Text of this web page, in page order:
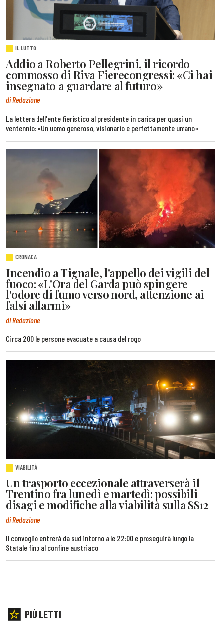
IL LUTTO
Addio a Roberto Pellegrini, il ricordo
commosso di Riva Fierecongressi: «Ci hai
insegnato a guardare al futuro»
di Redazione
La lettera dell'ente fieristico al presidente in carica per quasi un
ventennio: «Un uomo generoso, visionario e perfettamente umano»
CRONACA
Incendio a Tignale, l'appello dei vigili del
fuoco: «L'Ora del Garda può spingere
l'odore di fumo verso nord, attenzione ai
falsi allarmi»
di Redazione
Circa 200 le persone evacuate a causa del rogo
VIABILITÀ
Un trasporto eccezionale attraverserà il
Trentino fra lunedì e martedì: possibili
disagi e modifiche alla viabilità sulla SS12
di Redazione
Il convoglio entrerà da sud intorno alle 22:00 e proseguirà lungo la
Statale fino al confine austriaco
PIÙ LETTI